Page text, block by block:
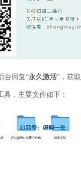
台回复“永久激活”，获
，主要文件如下：